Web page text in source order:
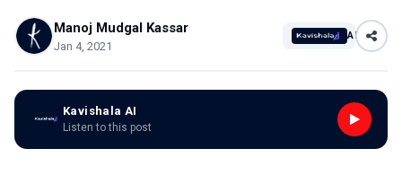
Manoj Mudgal Kassar
Jan 4, 2021
AI
Kavishala AI
Listen to this post